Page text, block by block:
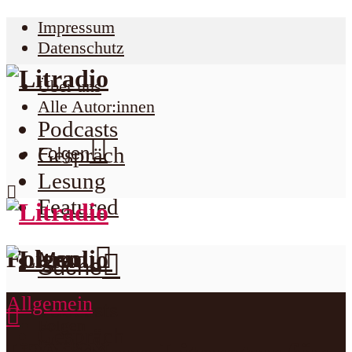
Impressum
Datenschutz
Über uns
Alle Autor:innen
Folgen
Folgen
Podcasts
Gespräch
Lesung
Featured
Menu
Suche
Podcasts
Allgemein